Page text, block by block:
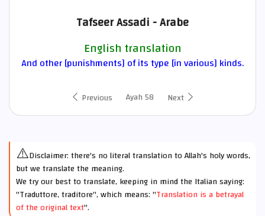
Tafseer Assadi - Arabe
English translation
And other [punishments] of its type [in various] kinds.
Previous Ayah 58 Next
⚠️Disclaimer: there's no literal translation to Allah's holy words,
but we translate the meaning.
We try our best to translate, keeping in mind the Italian saying:
"Traduttore, traditore", which means: "Translation is a betrayal
of the original text".